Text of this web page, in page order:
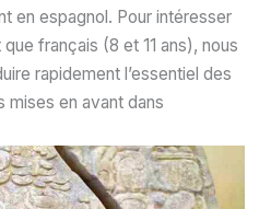
en espagnol. Pour intéresser
français (8 et 11 ans), nous
rapidement l’essentiel des
mises en avant dans